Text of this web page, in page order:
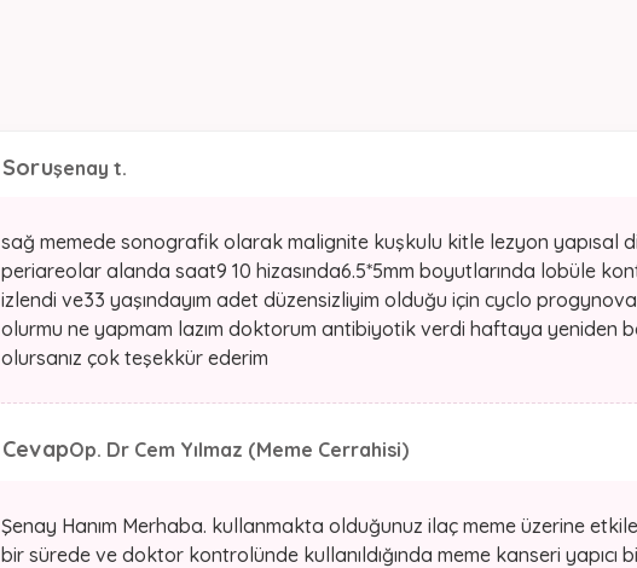
Soruşenay t.
sağ memede sonografik olarak malignite kuşkulu kitle lezyon yapısal
periareolar alanda saat9 10 hizasında6.5*5mm boyutlarında lobüle
izlendi ve33 yaşındayım adet düzensizliyim olduğu için cyclo
olurmu ne yapmam lazım doktorum antibiyotik verdi haftaya yeniden
olursanız çok teşekkür ederim
CevapOp. Dr Cem Yılmaz (Meme Cerrahisi)
Şenay Hanım Merhaba. kullanmakta olduğunuz ilaç meme üzerine
bir sürede ve doktor kontrolünde kullanıldığında meme kanseri yapıcı